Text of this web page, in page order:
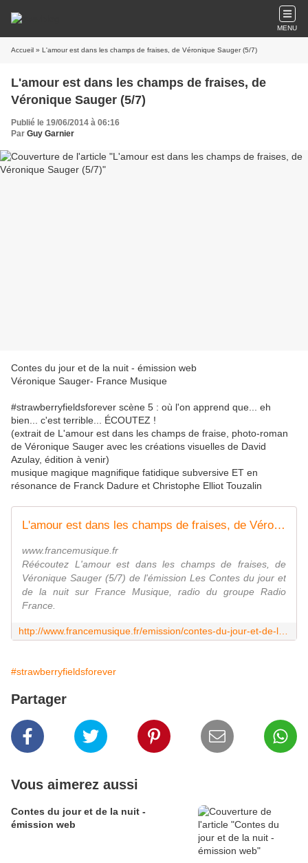
MENU
Accueil » L'amour est dans les champs de fraises, de Véronique Sauger (5/7)
L'amour est dans les champs de fraises, de
Véronique Sauger (5/7)
Publié le 19/06/2014 à 06:16
Par Guy Garnier
Contes du jour et de la nuit - émission web
Véronique Sauger- France Musique
#strawberryfieldsforever scène 5 : où l'on apprend que... eh
bien... c'est terrible... ÉCOUTEZ !
(extrait de L'amour est dans les champs de fraise, photo-roman
de Véronique Sauger avec les créations visuelles de David
Azulay, édition à venir)
musique magique magnifique fatidique subversive ET en
résonance de Franck Dadure et Christophe Elliot Touzalin
L'amour est dans les champs de fraises, de Véronique Sauger (5/7)
www.francemusique.fr
Réécoutez L'amour est dans les champs de fraises, de
Véronique Sauger (5/7) de l'émission Les Contes du jour et
de la nuit sur France Musique, radio du groupe Radio
France.
#strawberryfieldsforever
Partager
Vous aimerez aussi
Contes du jour et de la nuit -
émission web